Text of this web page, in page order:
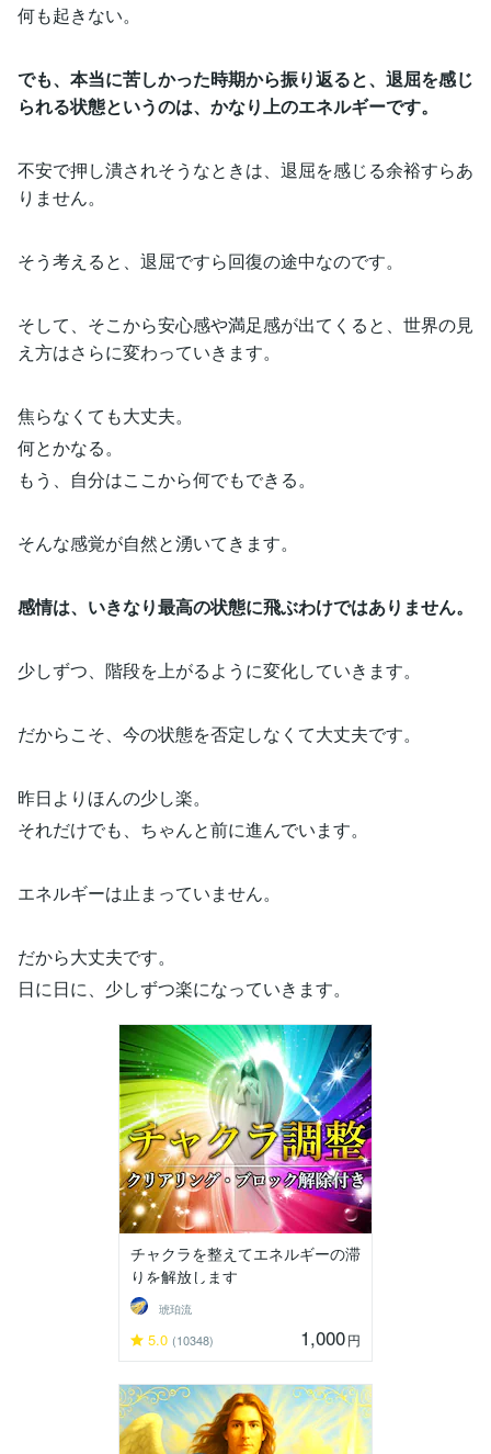
何も起きない。
でも、本当に苦しかった時期から振り返ると、退屈を感じ
られる状態というのは、かなり上のエネルギーです。
不安で押し潰されそうなときは、退屈を感じる余裕すらあ
りません。
そう考えると、退屈ですら回復の途中なのです。
そして、そこから安心感や満足感が出てくると、世界の見
え方はさらに変わっていきます。
焦らなくても大丈夫。
何とかなる。
もう、自分はここから何でもできる。
そんな感覚が自然と湧いてきます。
感情は、いきなり最高の状態に飛ぶわけではありません。
少しずつ、階段を上がるように変化していきます。
だからこそ、今の状態を否定しなくて大丈夫です。
昨日よりほんの少し楽。
それだけでも、ちゃんと前に進んでいます。
エネルギーは止まっていません。
だから大丈夫です。
日に日に、少しずつ楽になっていきます。
チャクラを整えてエネルギーの滞
りを解放します
琥珀流
5.0 (10348) 1,000円